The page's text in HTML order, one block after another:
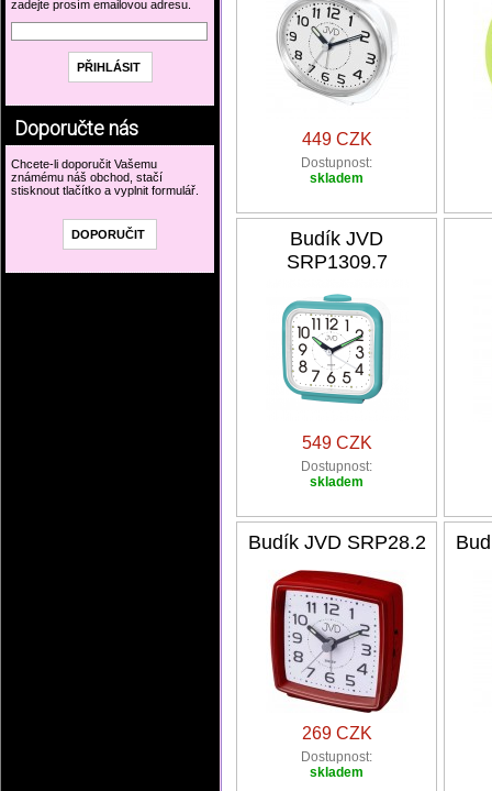
449 CZK
Dostupnost:
skladem
Budík JVD
SRP1309.7
549 CZK
Dostupnost:
skladem
Budík JVD SRP28.2
269 CZK
Dostupnost:
skladem
zadejte prosím emailovou adresu.
Doporučte nás
Chcete-li doporučit Vašemu
známému náš obchod, stačí
stisknout tlačítko a vyplnit formulář.